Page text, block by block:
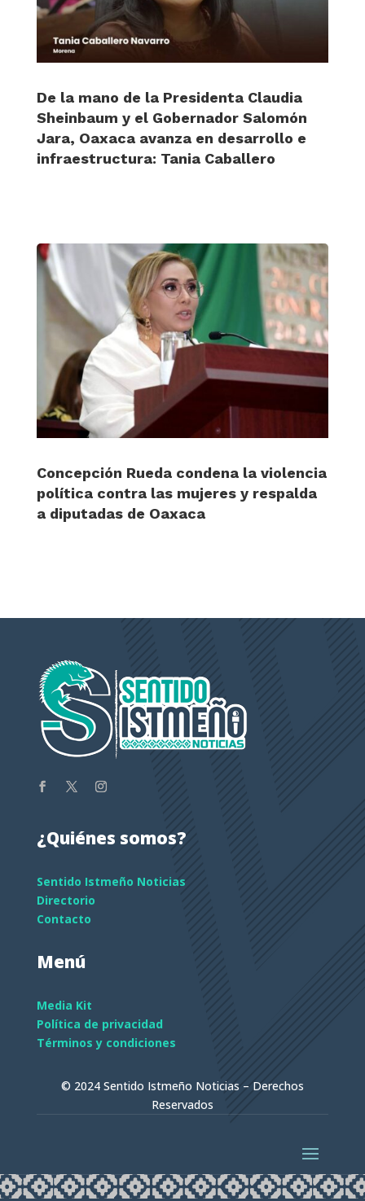
De la mano de la Presidenta Claudia
Sheinbaum y el Gobernador Salomón
Jara, Oaxaca avanza en desarrollo e
infraestructura: Tania Caballero
Concepción Rueda condena la violencia
política contra las mujeres y respalda
a diputadas de Oaxaca
¿Quiénes somos?
Sentido Istmeño Noticias
Directorio
Contacto
Menú
Media Kit
Política de privacidad
Términos y condiciones
© 2024 Sentido Istmeño Noticias – Derechos
Reservados